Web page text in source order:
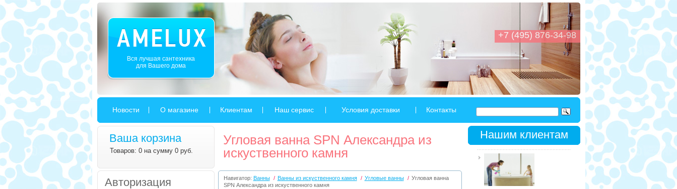
+7 (495) 876-34-98
Вся лучшая сантехника
для Вашего дома
Новости О магазине Клиентам Наш сервис Условия доставки Контакты
Ваша корзина
Товаров: 0 на сумму 0 руб.
Авторизация
Угловая ванна SPN Александра из
искуственного камня
Навигатор: Ванны / Ванны из искуственного камня / Угловые ванны / Угловая ванна
SPN Александра из искуственного камня
Нашим клиентам